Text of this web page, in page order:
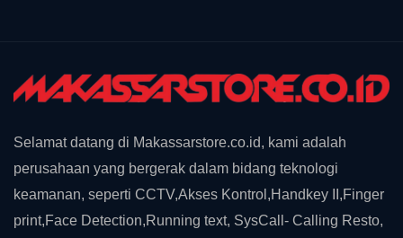
Selamat datang di Makassarstore.co.id, kami adalah
perusahaan yang bergerak dalam bidang teknologi
keamanan, seperti CCTV,Akses Kontrol,Handkey II,Finger
print,Face Detection,Running text, SysCall- Calling Resto,